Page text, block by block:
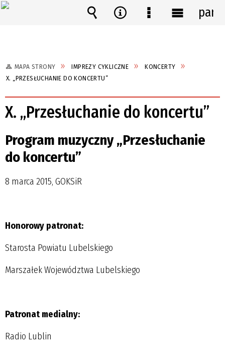
MAPA STRONY IMPREZY CYKLICZNE
KONCERTY
X. „PRZESŁUCHANIE DO KONCERTU”
X. „Przesłuchanie do koncertu”
Program muzyczny „Przesłuchanie
do koncertu”
8 marca 2015, GOKSiR
Honorowy patronat:
Starosta Powiatu Lubelskiego
Marszałek Województwa Lubelskiego
Patronat medialny:
Radio Lublin